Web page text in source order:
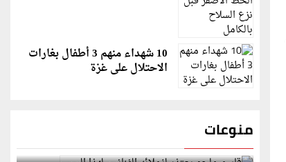
10 شهداء منهم 3 أطفال بغارات
الاحتلال على غزة
منوعات
قاسم ملحو يعتذر لزملائه الفنانين لهذا السبب